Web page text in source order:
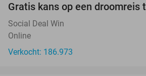
Gratis kans op een droomreis
Social Deal Win
Online
Verkocht: 186.973